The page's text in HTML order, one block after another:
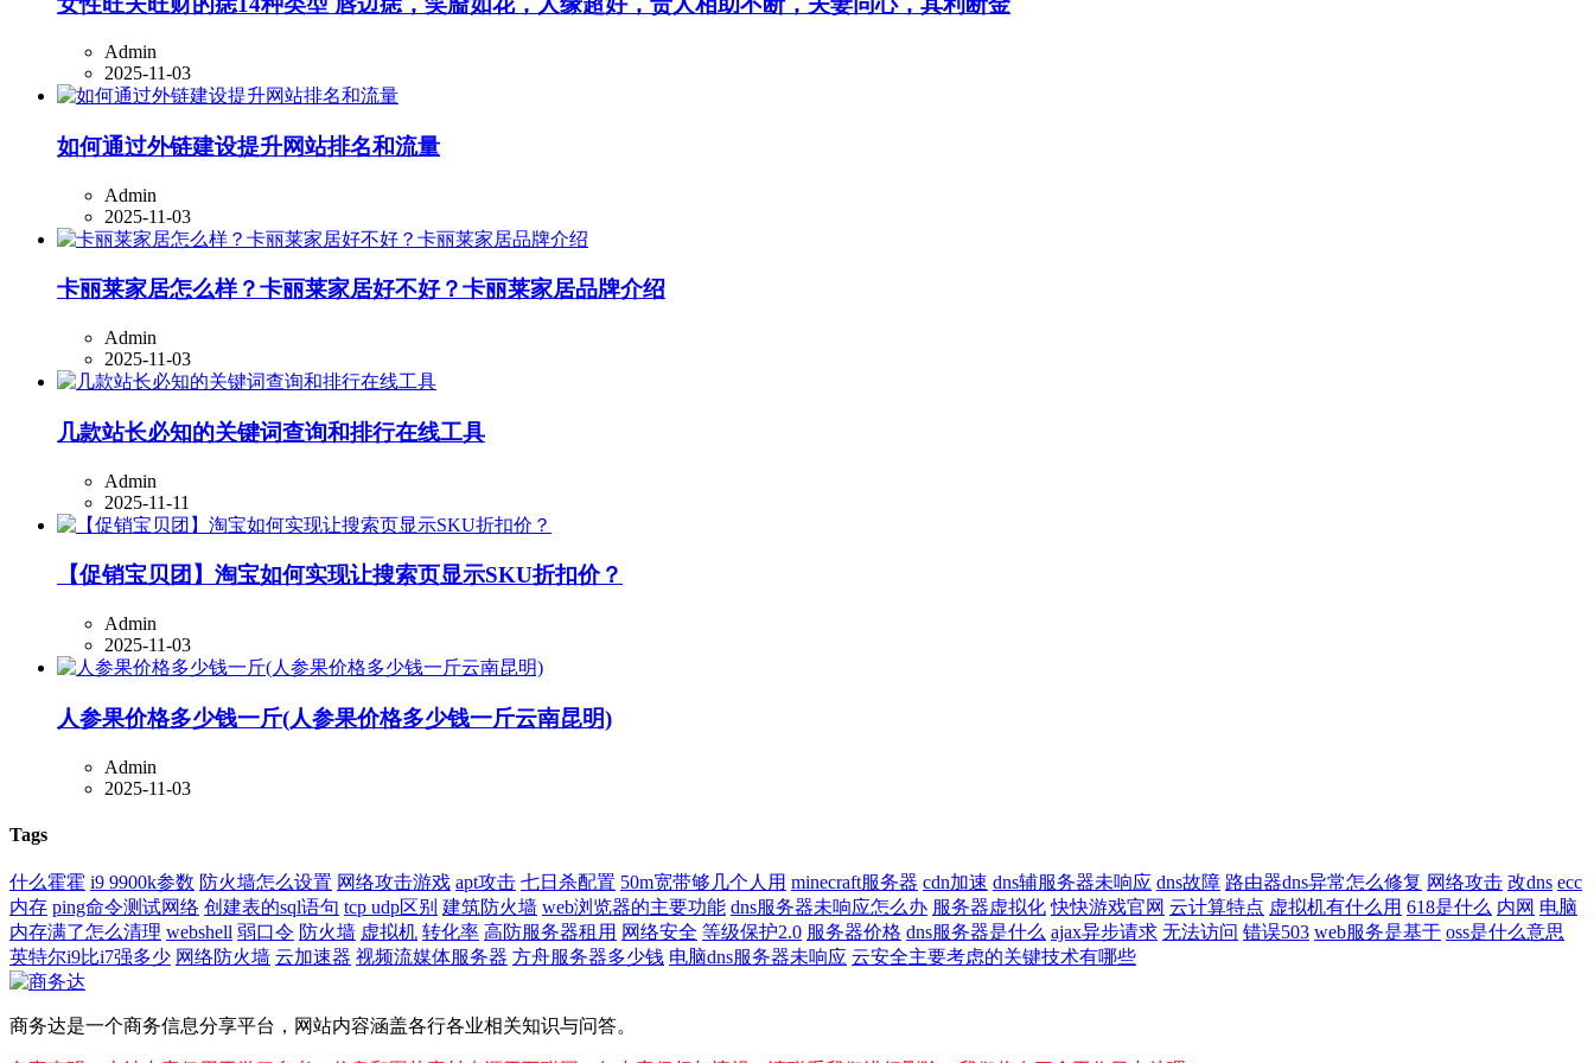
Admin
2025-11-03
如何通过外链建设提升网站排名和流量
Admin
2025-11-03
卡丽莱家居怎么样？卡丽莱家居好不好？卡丽莱家居品牌介绍
Admin
2025-11-03
几款站长必知的关键词查询和排行在线工具
Admin
2025-11-11
【促销宝贝团】淘宝如何实现让搜索页显示SKU折扣价？
Admin
2025-11-03
人参果价格多少钱一斤(人参果价格多少钱一斤云南昆明)
Admin
2025-11-03
Tags
什么霍霍 i9 9900k参数 防火墙怎么设置 网络攻击游戏 apt攻击 七日杀配置 50m宽带够几个人用 minecraft服务器 cdn加速 dns辅服务器未响应 dns故障 路由器dns异常怎么修复 网络攻击 改dns ecc
内存 ping命令测试网络 创建表的sql语句 tcp udp区别 建筑防火墙 web浏览器的主要功能 dns服务器未响应怎么办 服务器虚拟化 快快游戏官网 云计算特点 虚拟机有什么用 618是什么 内网 电脑
内存满了怎么清理 webshell 弱口令 防火墙 虚拟机 转化率 高防服务器租用 网络安全 等级保护2.0 服务器价格 dns服务器是什么 ajax异步请求 无法访问 错误503 web服务是基于 oss是什么意思
英特尔i9比i7强多少 网络防火墙 云加速器 视频流媒体服务器 方舟服务器多少钱 电脑dns服务器未响应 云安全主要考虑的关键技术有哪些
商务达是一个商务信息分享平台，网站内容涵盖各行各业相关知识与问答。